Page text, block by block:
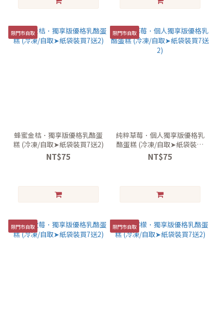
限門市自取
蜂蜜金桔．獨享版優格乳酪蛋
糕 (冷凍/自取➤紙袋裝買7送2)
NT$75
限門市自取
純粹草莓．個人獨享版優格乳
酪蛋糕 (冷凍/自取➤紙袋裝買
7送2)
NT$75
限門市自取 限門市自取